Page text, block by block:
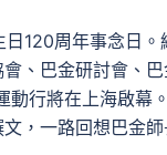
120周年事念日
、巴金研討會、
動行將在上海啟幕
，一路回想巴金